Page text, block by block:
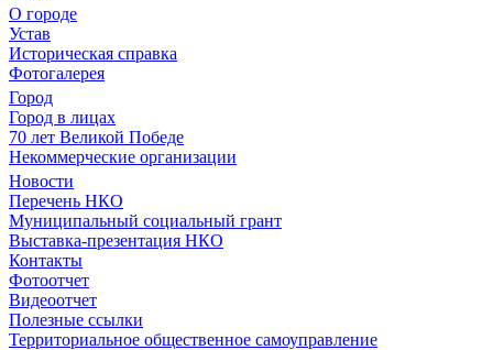
О городе
Устав
Историческая справка
Фотогалерея
Город
Город в лицах
70 лет Великой Победе
Некоммерческие организации
Новости
Перечень НКО
Муниципальный социальный грант
Выставка-презентация НКО
Контакты
Фотоотчет
Видеоотчет
Полезные ссылки
Территориальное общественное самоуправление